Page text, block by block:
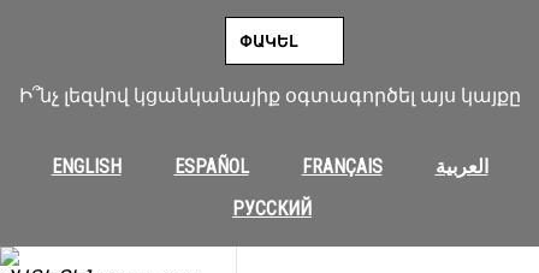
Ի՞նչ լեզվով կցանկանայիք օգտագործել այս կայքը
ENGLISH ESPAÑOL FRANÇAIS
العربية
РУССКИЙ
ՓԱԿԵԼ